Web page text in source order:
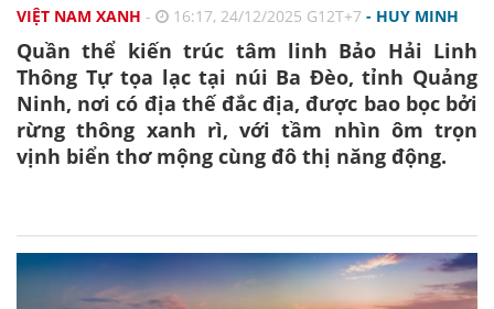
VIỆT NAM XANH - 16:17, 24/12/2025 G12T+7 - HUY MINH
Quần thể kiến trúc tâm linh Bảo Hải Linh
Thông Tự tọa lạc tại núi Ba Đèo, tỉnh Quảng
Ninh, nơi có địa thế đắc địa, được bao bọc bởi
rừng thông xanh rì, với tầm nhìn ôm trọn
vịnh biển thơ mộng cùng đô thị năng động.